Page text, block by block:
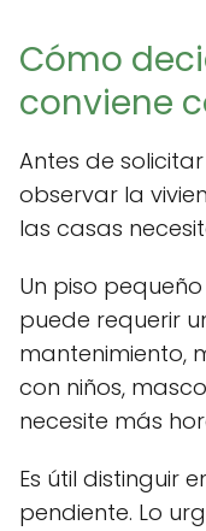
Cómo
conviene
Antes de
observar la
las casas
Un piso
puede requerir
mantenimiento,
con niños,
necesite más
Es útil distinguir
pendiente. Lo